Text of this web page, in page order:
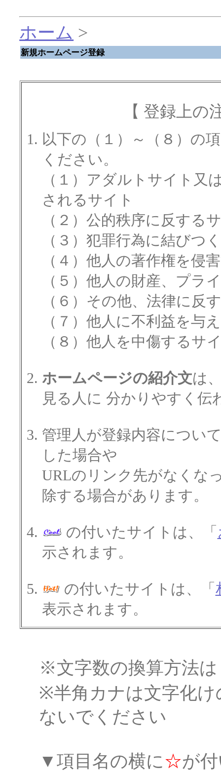
ホーム >
新規ホームページ登録
【 登録上の
以下の（１）～（８）の
ください。
（１）アダルトサイト又
されるサイト
（２）公的秩序に反する
（３）犯罪行為に結びつ
（４）他人の著作権を侵
（５）他人の財産、プラ
（６）その他、法律に反
（７）他人に不利益を与
（８）他人を中傷するサ
ホームページの紹介文は
見る人に 分かりやすく
管理人が登録内容につい
した場合や
URLのリンク先がなくな
除する場合があります。
の付いたサイトは、「
示されます。
の付いたサイトは、「
表示されます。
※文字数の換算方法は
※半角カナは文字化
ないでください
▼項目名の横に☆が